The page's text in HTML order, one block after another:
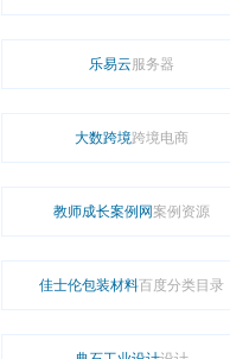
乐易云服务器
大数跨境跨境电商
教师成长案例网 案例资源
佳士伦包装材料百度分类目录